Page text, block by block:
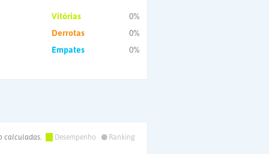
Vitórias
0%
Derrotas
0%
Empates
0%
calculadas. Desempenho •
Ranking